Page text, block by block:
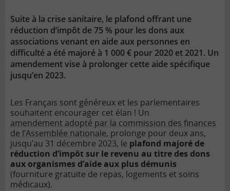
Suite à la crise sanitaire, le plafond offrant une
réduction d’impôt de 75 % pour les dons aux
associations venant en aide aux personnes en
difficulté a été majoré à 1 000 € pour 2020 et 2021. Un
amendement vise à prolonger cette aide spécifique
jusqu’en 2023.
Les Français sont généreux et les parlementaires
souhaitent encourager cet élan ! Un
amendement adopté par la commission des finances
de l’Assemblée nationale, prolonge pour deux ans,
jusqu’au 31 décembre 2023, le plafond majoré de
réduction d’impôt sur le revenu au titre des dons
aux organismes d’aide aux plus démunis
(fourniture gratuite de repas, logements et soins
médicaux).